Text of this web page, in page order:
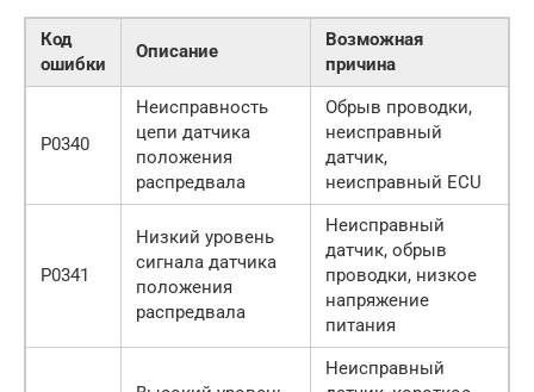
Код
ошибки
Описание
Возможная
причина
P0340
Неисправность
цепи датчика
положения
распредвала
Обрыв проводки,
неисправный
датчик,
неисправный ECU
P0341
Низкий уровень
сигнала датчика
положения
распредвала
Неисправный
датчик, обрыв
проводки, низкое
напряжение
питания
Неисправный